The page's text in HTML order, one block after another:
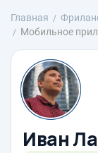
Главная
Мобильное
Иван